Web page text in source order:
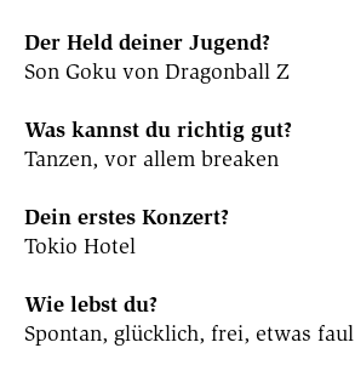
Der Held deiner Jugend?
Son Goku von Dragonball Z
Was kannst du richtig gut?
Tanzen, vor allem breaken
Dein erstes Konzert?
Tokio Hotel
Wie lebst du?
Spontan, glücklich, frei, etwas faul